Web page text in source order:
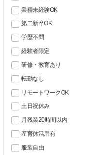
業種未経験OK
第二新卒OK
学歴不問
経験者限定
研修・教育あり
転勤なし
リモートワークOK
土日祝休み
月残業20時間以内
産育休活用有
服装自由